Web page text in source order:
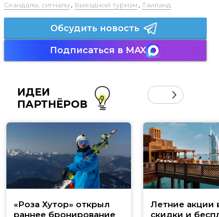
Скандалы, сигналы , Выездной туризм , Таиланд
Обсудить новость
Подписаться в MAX
ИДЕИ
ПАРТНЁРОВ
«Роза Хутор» открыл
раннее бронирование
Летние акции
скидки и